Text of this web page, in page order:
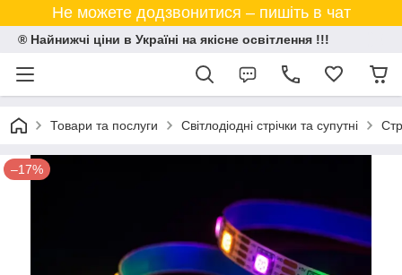
Не можете додзвонитися – пишіть в чат
® Найнижчі ціни в Україні на якісне освітлення !!!
Товари та послуги Світлодіодні стрічки та супутні
–17%